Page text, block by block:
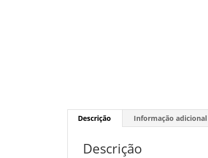
Descrição Informação adicional
Descrição